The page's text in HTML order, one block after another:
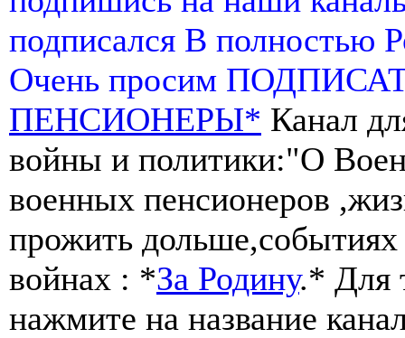
подписался В полностью
Очень просим
ПЕНСИОНЕРЫ* Канал
войны и политики:"О
военных пенсионеров
прожить
войнах : *За Родину.* Для
нажмите на название